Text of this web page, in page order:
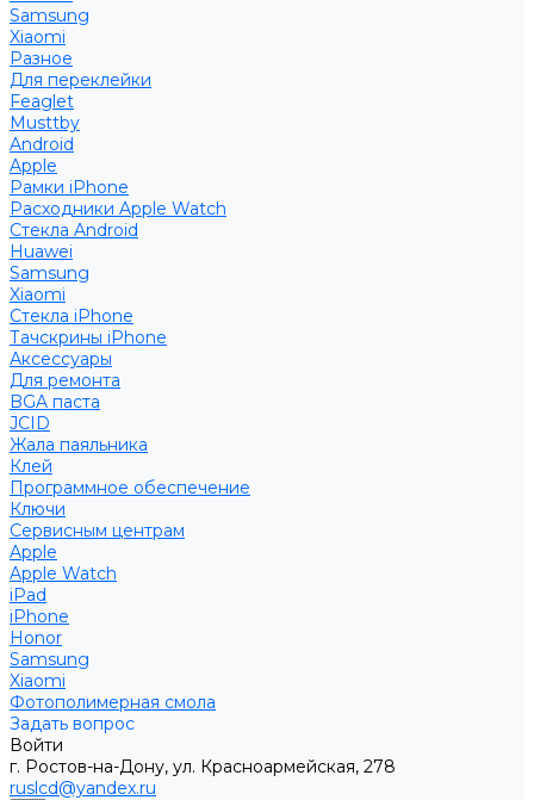
Samsung
Xiaomi
Разное
Для переклейки
Feaglet
Musttby
Android
Apple
Рамки iPhone
Расходники Apple Watch
Стекла Android
Huawei
Samsung
Xiaomi
Стекла iPhone
Тачскрины iPhone
Аксессуары
Для ремонта
BGA паста
JCID
Жала паяльника
Клей
Программное обеспечение
Ключи
Сервисным центрам
Apple
Apple Watch
iPad
iPhone
Honor
Samsung
Xiaomi
Фотополимерная смола
Задать вопрос
Войти
г. Ростов-на-Дону, ул. Красноармейская, 278
ruslcd@yandex.ru